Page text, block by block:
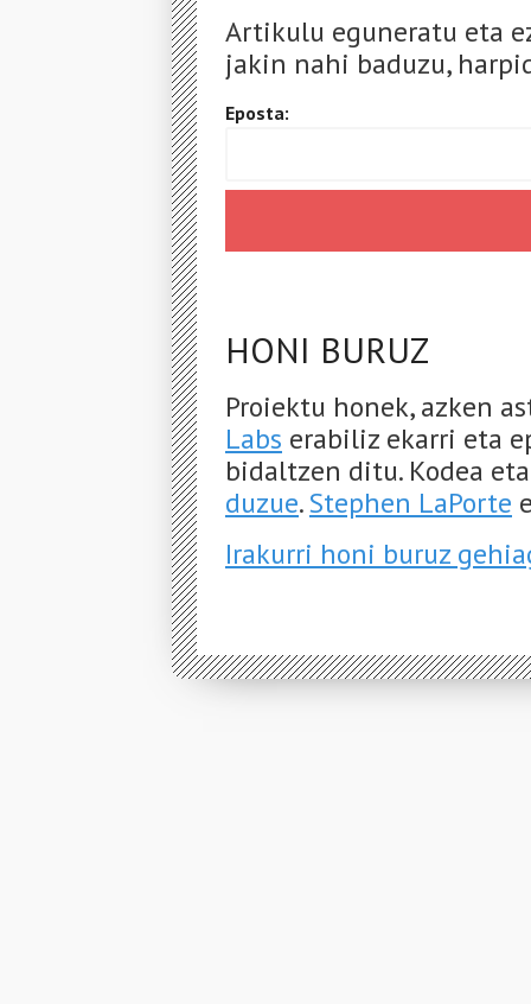
Artikulu eguneratu eta
jakin nahi baduzu,
Eposta:
HONI BURUZ
Proiektu honek, azken
Labs erabiliz ekarri eta
bidaltzen ditu. Kodea
duzue.Stephen LaPorte
Irakurri honi buruz